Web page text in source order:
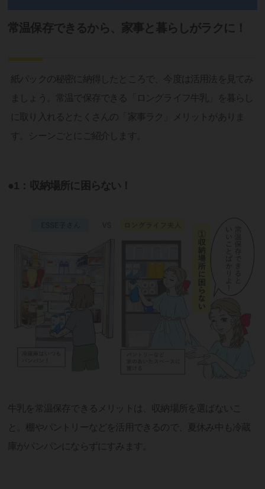
常温保存できるから、家事と暮らしがラクに！
紙パックの秘密に納得したところで、今度は活用法を見てみ
ましょう。常温で保存できる「ロングライフ牛乳」を暮らし
に取り入れるとたくさんの「家事ラク」メリットがありま
す。シーンごとにご紹介します。
●1：収納場所に困らない！
牛乳を常温保存できるメリットは、収納場所を選ばないこ
と。棚やパントリーなどを活用できるので、夏休み中も冷蔵
庫がパンパンにならずにすみます。